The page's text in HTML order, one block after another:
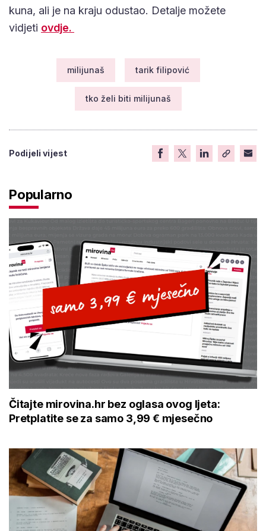
kuna, ali je na kraju odustao. Detalje možete
vidjeti ovdje.
milijunaš tarik filipović
tko želi biti milijunaš
Podijeli vijest
Popularno
Čitajte mirovina.hr bez oglasa ovog ljeta:
Pretplatite se za samo 3,99 € mjesečno